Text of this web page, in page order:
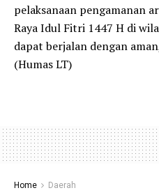
pelaksanaan pengamanan
Raya Idul Fitri 1447 H di
dapat berjalan dengan
(Humas LT)
Home Daerah